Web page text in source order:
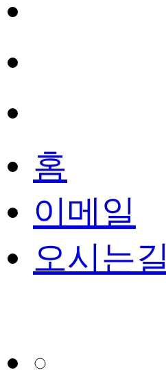
홈
이메일
오시는길